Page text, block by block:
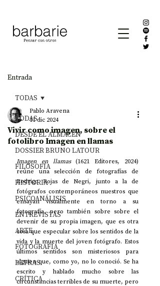
Entrada
TODAS
DESDE EL ALMACÉN
DOSSIER BRUNO LATOUR
FILOSOFÍA
HISTORIA
PSICOANÁLISIS
ENTREVISTAS
ARTE
FOTOGRAFÍA
LETRAS
CRÍTICA
TODAS
Vivir como imagen, sobre el
fotolibro Imagen en llamas
Pablo Aravena
11 dic 2024
Imagen en llamas (1621 Editores, 2024)
reúne una selección de fotografías de
Rodrigo Rojas de Negri, junto a la de
fotógrafos contemporáneos nuestros que
ensayan visualmente en torno a su
fotografía, pero también sobre sobre el
devenir de su propia imagen, que es otra
cosa que especular sobre los sentidos de la
vida y la muerte del joven fotógrafo. Estos
últimos sentidos son misteriosos para
alguien que, como yo, no lo conoció. Se ha
escrito y hablado mucho sobre las
circunstancias terribles de su muerte, pero